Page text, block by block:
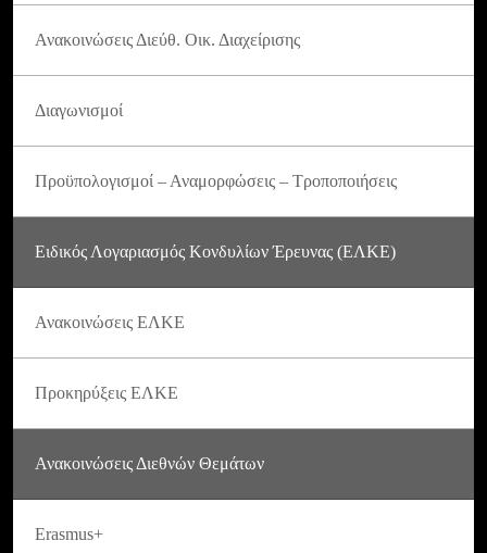
Ανακοινώσεις Διεύθ. Οικ. Διαχείρισης
Διαγωνισμοί
Προϋπολογισμοί – Αναμορφώσεις – Τροποποιήσεις
Ειδικός Λογαριασμός Κονδυλίων Έρευνας (ΕΛΚΕ)
Ανακοινώσεις ΕΛΚΕ
Προκηρύξεις ΕΛΚΕ
Ανακοινώσεις Διεθνών Θεμάτων
Erasmus+